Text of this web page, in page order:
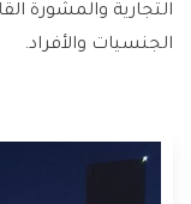
التجارية والمشورة
الجنسيات والأفراد.